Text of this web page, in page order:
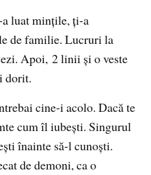
luat minţile, ţi-a
de familie. Lucruri la
Apoi, 2 linii şi o veste
dorit.
cine-i acolo. Dacă te
cum îl iubeşti. Singurul
înainte să-l cunoşti.
de demoni, ca o